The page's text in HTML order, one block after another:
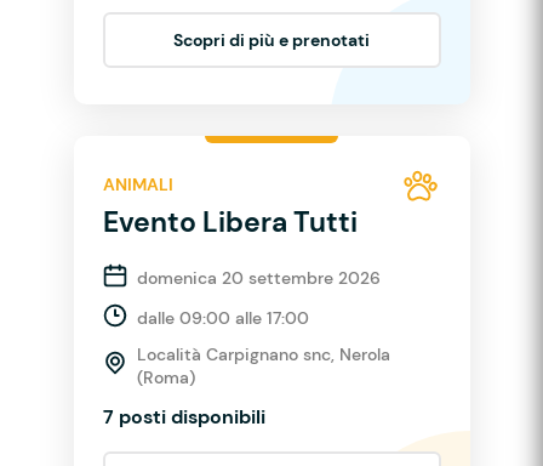
Scopri di più e prenotati
ANIMALI
Evento Libera Tutti
domenica 20 settembre 2026
dalle 09:00 alle 17:00
Località Carpignano snc, Nerola
(Roma)
7 posti disponibili